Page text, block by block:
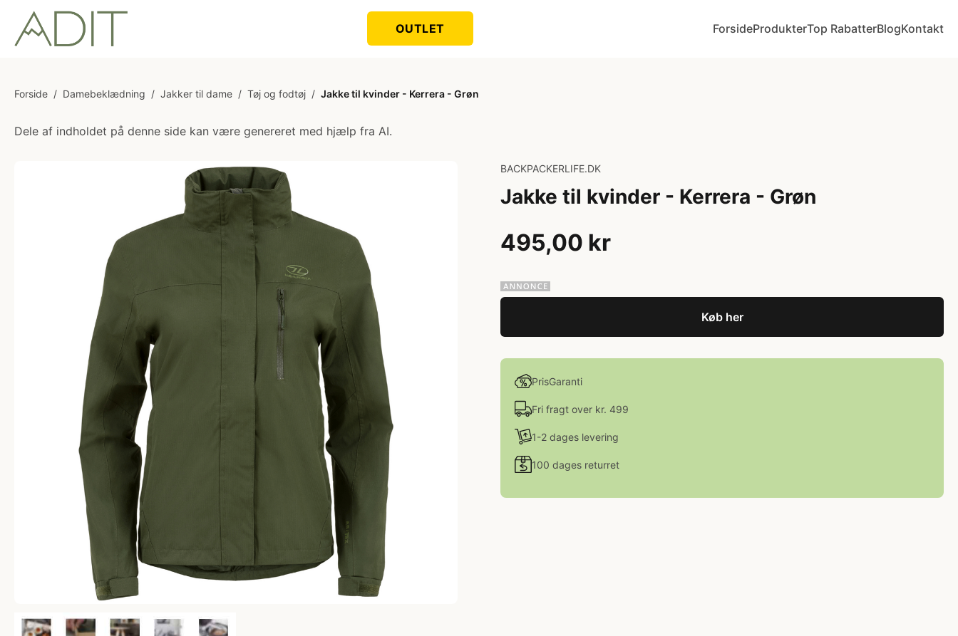
OUTLET ForsideProdukterTop RabatterBlogKontakt
Forside / Damebeklædning / Jakker til dame / Tøj og fodtøj / Jakke til kvinder - Kerrera - Grøn
Dele af indholdet på denne side kan være genereret med hjælp fra AI.
BACKPACKERLIFE.DK
Jakke til kvinder - Kerrera - Grøn
495,00 kr
Køb her
PrisGaranti
Fri fragt over kr. 499
1-2 dages levering
100 dages returret